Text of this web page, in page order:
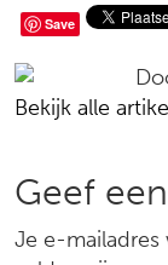
Deel
op
social
media
Save
Bekijk alle
Reacties
Geef
Je e-